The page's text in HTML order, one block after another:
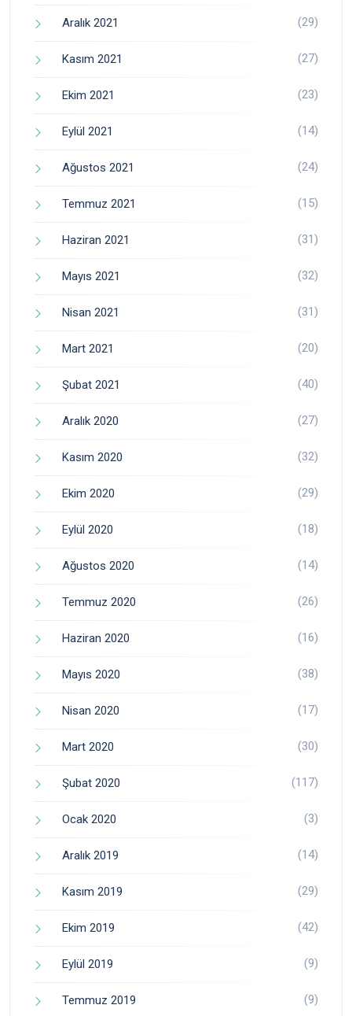
Aralık 2021 (29)
Kasım 2021 (27)
Ekim 2021 (23)
Eylül 2021 (14)
Ağustos 2021 (24)
Temmuz 2021 (15)
Haziran 2021 (31)
Mayıs 2021 (32)
Nisan 2021 (31)
Mart 2021 (20)
Şubat 2021 (40)
Aralık 2020 (27)
Kasım 2020 (32)
Ekim 2020 (29)
Eylül 2020 (18)
Ağustos 2020 (14)
Temmuz 2020 (26)
Haziran 2020 (16)
Mayıs 2020 (38)
Nisan 2020 (17)
Mart 2020 (30)
Şubat 2020 (117)
Ocak 2020 (3)
Aralık 2019 (14)
Kasım 2019 (29)
Ekim 2019 (42)
Eylül 2019 (9)
Temmuz 2019 (9)